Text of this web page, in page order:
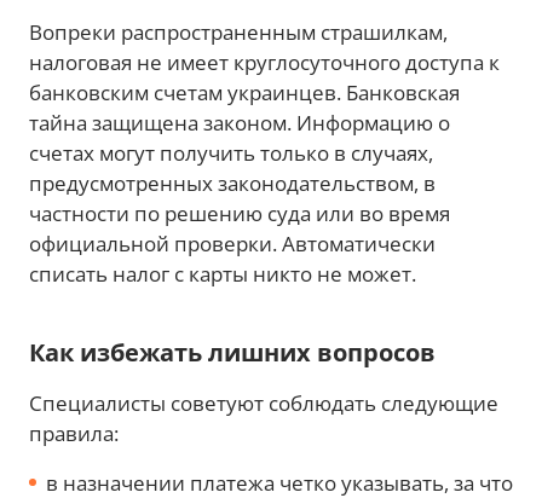
Вопреки распространенным страшилкам,
налоговая не имеет круглосуточного доступа к
банковским счетам украинцев. Банковская
тайна защищена законом. Информацию о
счетах могут получить только в случаях,
предусмотренных законодательством, в
частности по решению суда или во время
официальной проверки. Автоматически
списать налог с карты никто не может.
Как избежать лишних вопросов
Специалисты советуют соблюдать следующие
правила:
в назначении платежа четко указывать, за что